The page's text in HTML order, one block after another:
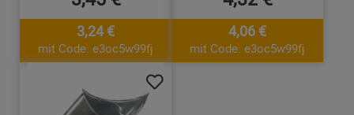
3,24 €
mit Code: e3oc5w99fj
4,06 €
mit Code: e3oc5w99fj